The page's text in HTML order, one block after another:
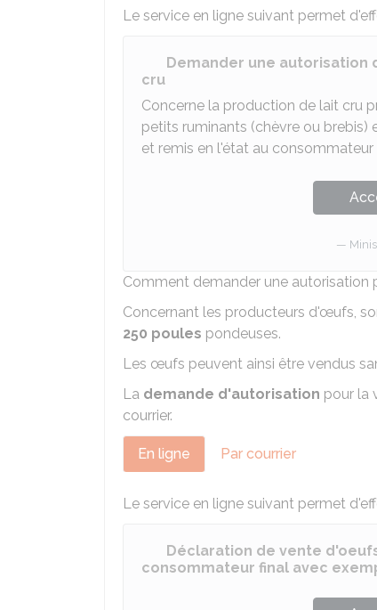
Le service en ligne suivant permet
Demander une autorisation
cru
Concerne la production de lait cru
petits ruminants (chèvre ou brebis)
et remis en l'état au
Comment demander une autorisation
Concernant les producteurs d'œufs,
250 poules pondeuses.
Les œufs peuvent ainsi être vendus
La demande d'autorisation pour la
courrier.
En ligne Par courrier
Le service en ligne suivant permet
Déclaration de vente
consommateur final avec